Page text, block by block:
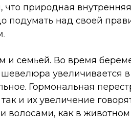
природная
подумать над своей
и семьей. Во время
шевелюра увеличивается
Гормональная
и их увеличение
волосами, как в